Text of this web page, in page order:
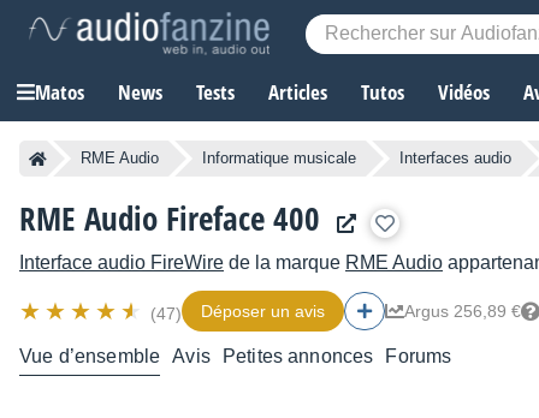
Matos News Tests Articles Tutos Vidéos
RME Audio Informatique musicale Interfaces audio
RME Audio Fireface 400
Interface audio FireWire de la marque RME Audio
(47) Déposer un avis Argus 256,89 €
Vue d’ensemble Avis Petites annonces Forums